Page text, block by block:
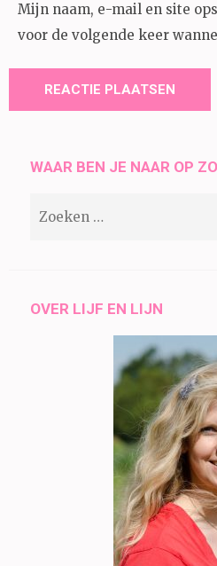
Mijn naam, e-mail en site
voor de volgende keer
WAAR BEN JE NAAR OP
OVER LIJF EN LIJN